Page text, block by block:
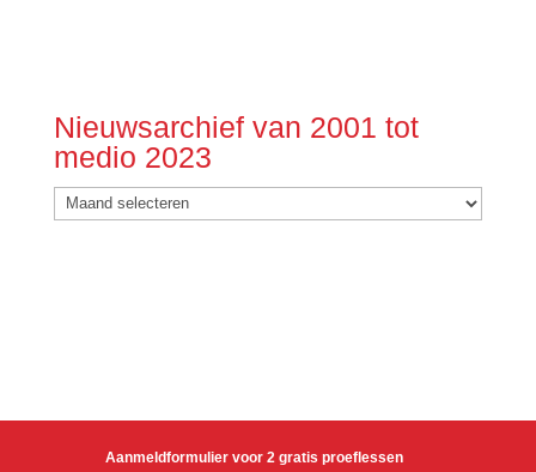
Nieuwsarchief van 2001 tot
medio 2023
Nieuwsarchief
van
Aanmeldformulier voor 2 gratis proeflessen